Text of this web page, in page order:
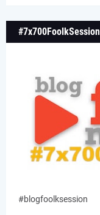
#7x700FoolkSession
#blogfoolksession